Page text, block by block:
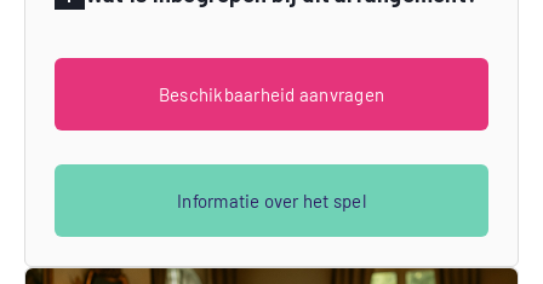
Beschikbaarheid aanvragen
Informatie over het spel